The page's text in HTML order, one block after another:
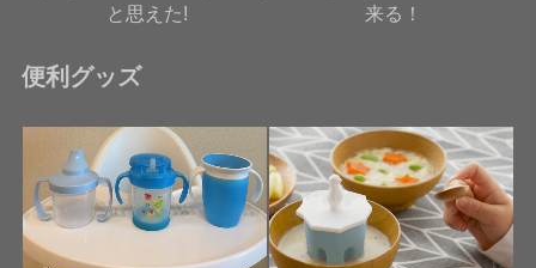
と思えた!
来る！
便利グッズ